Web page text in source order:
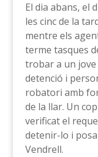
El dia abans, el
les cinc de la
mentre els
terme tasques
trobar a un jove
detenció i
robatori amb
de la llar. Un
verificat el
detenir-lo i
Vendrell.